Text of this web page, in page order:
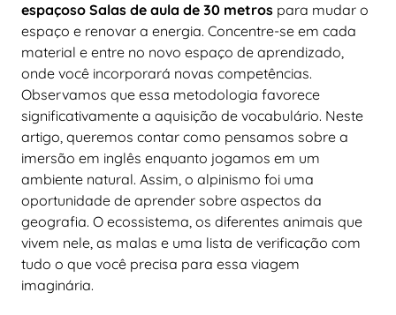
espaçoso Salas de aula de 30 metros para mudar o
espaço e renovar a energia. Concentre-se em cada
material e entre no novo espaço de aprendizado,
onde você incorporará novas competências.
Observamos que essa metodologia favorece
significativamente a aquisição de vocabulário. Neste
artigo, queremos contar como pensamos sobre a
imersão em inglês enquanto jogamos em um
ambiente natural. Assim, o alpinismo foi uma
oportunidade de aprender sobre aspectos da
geografia. O ecossistema, os diferentes animais que
vivem nele, as malas e uma lista de verificação com
tudo o que você precisa para essa viagem
imaginária.